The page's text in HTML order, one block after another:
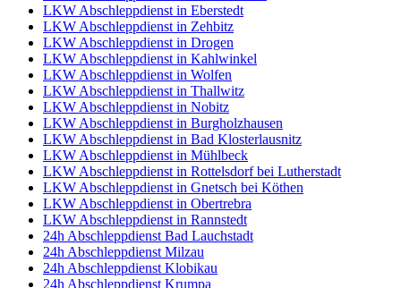
LKW Abschleppdienst in Eberstedt
LKW Abschleppdienst in Zehbitz
LKW Abschleppdienst in Drogen
LKW Abschleppdienst in Kahlwinkel
LKW Abschleppdienst in Wolfen
LKW Abschleppdienst in Thallwitz
LKW Abschleppdienst in Nobitz
LKW Abschleppdienst in Burgholzhausen
LKW Abschleppdienst in Bad Klosterlausnitz
LKW Abschleppdienst in Mühlbeck
LKW Abschleppdienst in Rottelsdorf bei Lutherstadt
LKW Abschleppdienst in Gnetsch bei Köthen
LKW Abschleppdienst in Obertrebra
LKW Abschleppdienst in Rannstedt
24h Abschleppdienst Bad Lauchstadt
24h Abschleppdienst Milzau
24h Abschleppdienst Klobikau
24h Abschleppdienst Krumpa